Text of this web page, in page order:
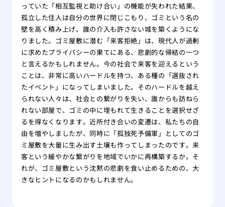
っていた「相互監視と助け合い」の機能が失われた結果、
孤立した住人は自分の世界に閉じこもり、ゴミという名の
壁を高く積み上げ、誰の介入も許さない城を築くようにな
りました。ゴミ屋敷に潜む「来客拒絶」は、現代人が過剰
に求めたプライバシーの果てにある、悲劇的な帰結の一つ
と言えるかもしれません。今の社会で来客を迎えるという
ことは、非常に高いハードルを持つ、ある種の「選抜され
たイベント」になってしまいました。そのハードルを越え
られない人々は、社会との繋がりを失い、誰からも訪ねら
れない部屋で、ゴミの中に埋もれて生きることを選択せざ
るを得なくなります。近所付き合いの変遷は、私たちの自
由を増やしましたが、同時に「孤独死予備軍」としてのゴ
ミ屋敷を大量に生み出す土壌も作ってしまったのです。来
客という緩やかな繋がりを地域でいかに再構築するか。そ
れが、ゴミ屋敷という沈黙の悲劇を食い止めるための、大
きなヒントになるのかもしれません。